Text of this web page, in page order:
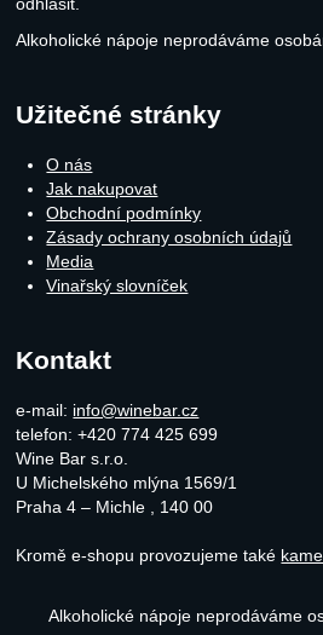
Alkoholické nápoje neprodáváme
Užitečné stránky
O nás
Jak nakupovat
Obchodní podmínky
Zásady ochrany osobních údajů
Media
Vinařský slovníček
Kontakt
e-mail: info@winebar.cz
telefon: +420 774 425 699
Wine Bar s.r.o.
U Michelského mlýna 1569/1
Praha 4 – Michle
140 00
Kromě e-shopu provozujeme také
Alkoholické nápoje neprodáváme